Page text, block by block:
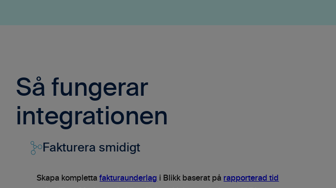
Så fungerar
integrationen
Fakturera smidigt
Skapa komplettafakturaunderlag i Blikk baserat på rapporterad tid